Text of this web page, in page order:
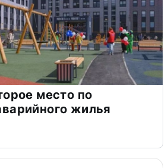
место по
жилья